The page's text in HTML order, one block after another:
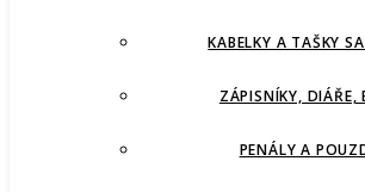
KABELKY A TAŠKY
ZÁPISNÍKY, DIÁŘE,
PENÁLY A